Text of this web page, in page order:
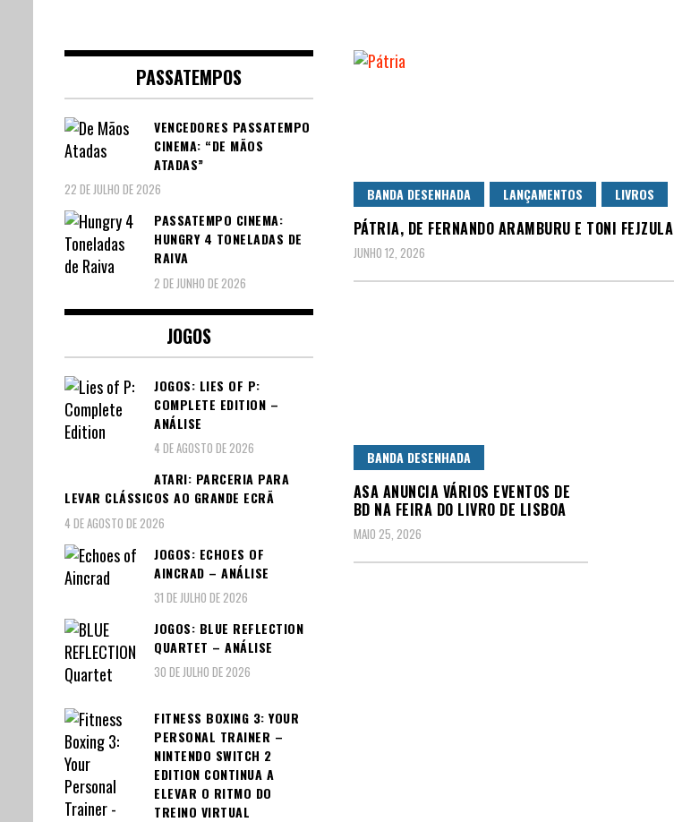
BANDA DESENHADA LANÇAMENTOS LIVROS
PÁTRIA, DE FERNANDO ARAMBURU E TONI FEJZULA
JUNHO 12, 2026
BANDA DESENHADA
ASA ANUNCIA VÁRIOS EVENTOS DE
BD NA FEIRA DO LIVRO DE LISBOA
MAIO 25, 2026
PASSATEMPOS
VENCEDORES PASSATEMPO
CINEMA: “DE MÃOS
ATADAS”
22 DE JULHO DE 2026
PASSATEMPO CINEMA:
HUNGRY 4 TONELADAS DE
RAIVA
2 DE JUNHO DE 2026
JOGOS
JOGOS: LIES OF P:
COMPLETE EDITION –
ANÁLISE
4 DE AGOSTO DE 2026
ATARI: PARCERIA PARA
LEVAR CLÁSSICOS AO GRANDE ECRÃ
4 DE AGOSTO DE 2026
JOGOS: ECHOES OF
AINCRAD – ANÁLISE
31 DE JULHO DE 2026
JOGOS: BLUE REFLECTION
QUARTET – ANÁLISE
30 DE JULHO DE 2026
FITNESS BOXING 3: YOUR
PERSONAL TRAINER –
NINTENDO SWITCH 2
EDITION CONTINUA A
ELEVAR O RITMO DO
TREINO VIRTUAL